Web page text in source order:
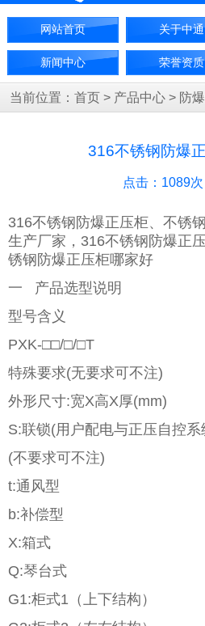
网站首页 关于中通
新闻中心 荣誉资质
当前位置： 首页 > 产品中心 > 防
316不锈钢防爆
点击： 1089次
316不锈钢防爆正压柜、不锈
生产厂家，316不锈钢防爆正
锈钢防爆正压柜哪家好
一 产品选型说明
型号含义
PXK-□□/□/□T
特殊要求(无要求可不注)
外形尺寸:宽X高X厚(mm)
S:联锁(用户配电与正压自控系
(不要求可不注)
t:通风型
b:补偿型
X:箱式
Q:琴台式
G1:柜式1（上下结构）